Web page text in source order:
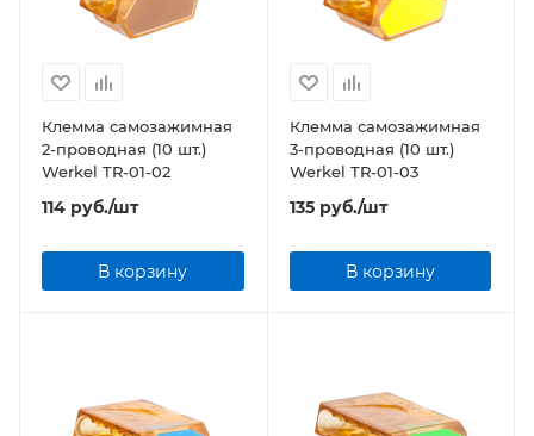
Клемма самозажимная
2-проводная (10 шт.)
Werkel TR-01-02
114 руб./шт
В корзину
Клемма самозажимная
3-проводная (10 шт.)
Werkel TR-01-03
135руб./шт
В корзину